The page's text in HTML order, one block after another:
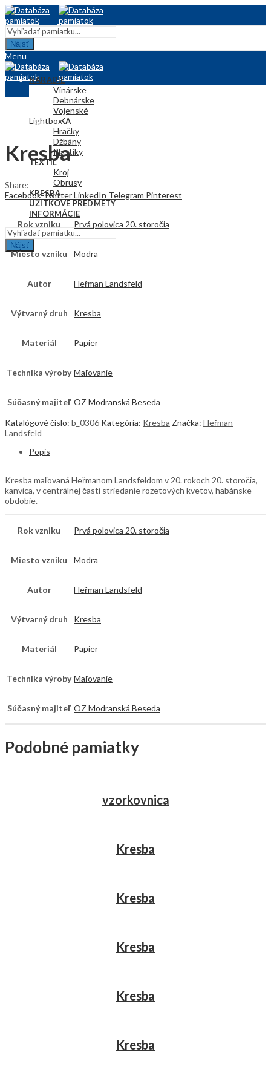
Nájsť
Menu
NÁRADIE
Vinárske
Debnárske
Vojenské
KERAMIKA
Hračky
Džbány
Plastiky
TEXTIL
Kroj
Obrusy
KRESBA
ÚŽITKOVÉ PREDMETY
INFORMÁCIE
Nájsť
Lightbox
Kresba
Share:
FacebookTwitterLinkedIn Telegram Pinterest
Rok vzniku Prvá polovica 20. storočia
Miesto vzniku Modra
Autor Heřman Landsfeld
Výtvarný druh Kresba
Materiál Papier
Technika výroby Maľovanie
Súčasný majiteľ OZ Modranská Beseda
Katalógové číslo: b_0306 Kategória: Kresba Značka: Heřman
Landsfeld
Popis
Kresba maľovaná Heřmanom Landsfeldom v 20. rokoch 20. storočia,
kanvica, v centrálnej časti striedanie rozetových kvetov, habánske
obdobie.
Rok vzniku Prvá polovica 20. storočia
Miesto vzniku Modra
Autor Heřman Landsfeld
Výtvarný druh Kresba
Materiál Papier
Technika výroby Maľovanie
Súčasný majiteľ OZ Modranská Beseda
Podobné pamiatky
vzorkovnica
Kresba
Kresba
Kresba
Kresba
Kresba